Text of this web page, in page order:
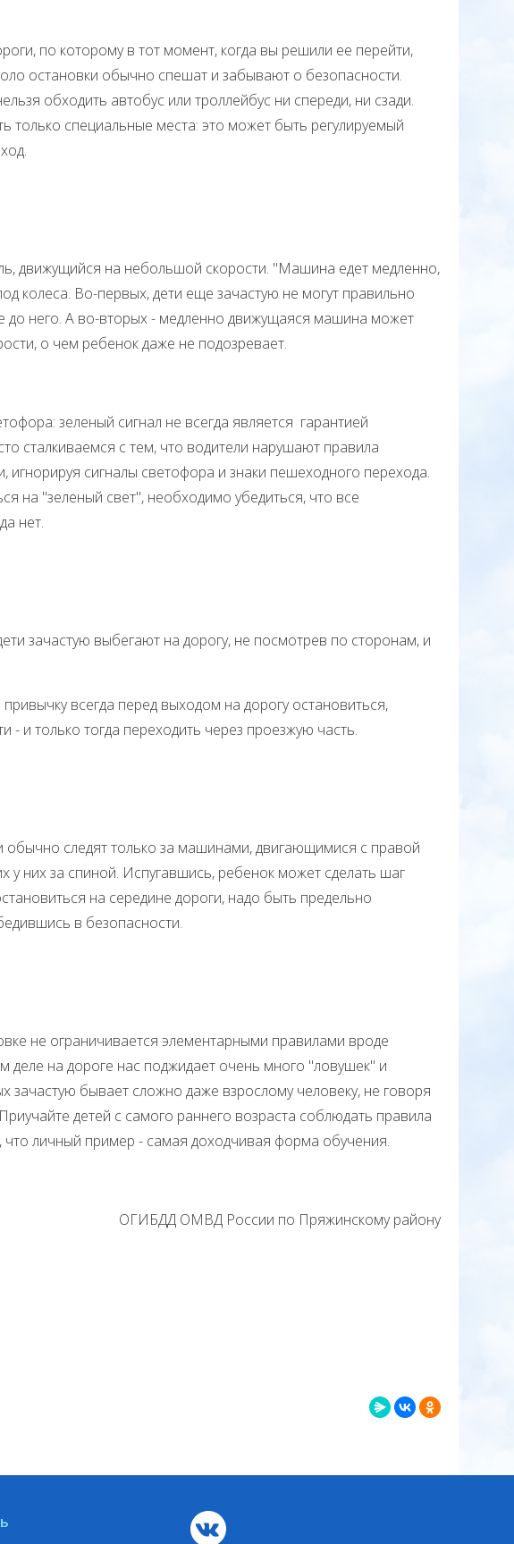
по которому в тот момент, когда вы решили ее перейти,
остановки обычно спешат и забывают о безопасности.
обходить автобус или троллейбус ни спереди, ни сзади.
специальные места: это может быть регулируемый
на небольшой скорости. "Машина едет медленно,
колеса. Во-первых, дети еще зачастую не могут правильно
до него. А во-вторых - медленно движущаяся машина может
о чем ребенок даже не подозревает.
зеленый сигнал не всегда является гарантией
сталкиваемся с тем, что водители нарушают правила
сигналы светофора и знаки пешеходного перехода.
на "зеленый свет", необходимо убедиться, что все
нет.
зачастую выбегают на дорогу, не посмотрев по сторонам, и
всегда перед выходом на дорогу остановиться,
- и только тогда переходить через проезжую часть.
следят только за машинами, двигающимися с правой
них за спиной. Испугавшись, ребенок может сделать шаг
на середине дороги, надо быть предельно
в безопасности.
не ограничивается элементарными правилами вроде
деле на дороге нас поджидает очень много "ловушек" и
зачастую бывает сложно даже взрослому человеку, не говоря
детей с самого раннего возраста соблюдать правила
личный пример - самая доходчивая форма обучения.
ОГИБДД ОМВД России по Пряжинскому району